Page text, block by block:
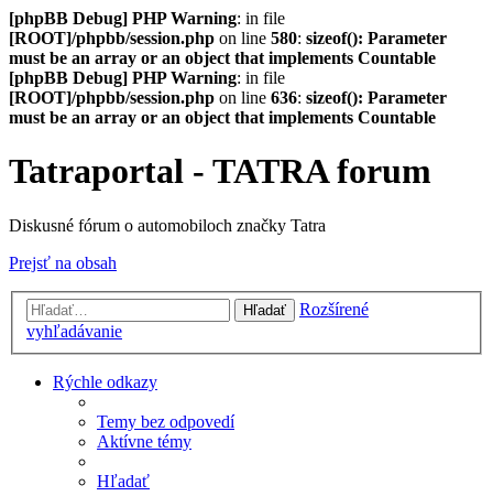
[phpBB Debug] PHP Warning: in file
[ROOT]/phpbb/session.php on line 580: sizeof(): Parameter
must be an array or an object that implements Countable
[phpBB Debug] PHP Warning: in file
[ROOT]/phpbb/session.php on line 636: sizeof(): Parameter
must be an array or an object that implements Countable
Tatraportal - TATRA forum
Diskusné fórum o automobiloch značky Tatra
Prejsť na obsah
Hľadať
Rozšírené
vyhľadávanie
Rýchle odkazy
Temy bez odpovedí
Aktívne témy
Hľadať